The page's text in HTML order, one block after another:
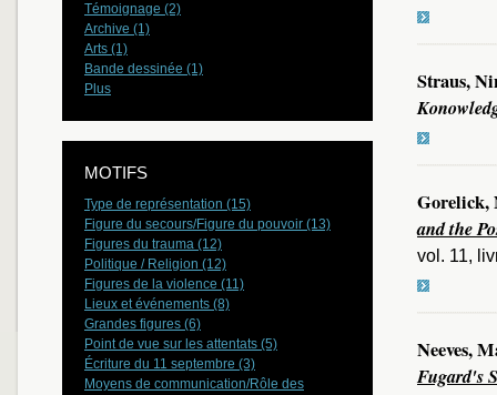
Straus,
Gorelick,
and the
vol. 11,
Neeves,
Fugard's
Témoignage (2)
Archive (1)
Arts (1)
Bande dessinée (1)
Plus
MOTIFS
Type de représentation (15)
Figure du secours/Figure du pouvoir (13)
Figures du trauma (12)
Politique / Religion (12)
Figures de la violence (11)
Lieux et événements (8)
Grandes figures (6)
Point de vue sur les attentats (5)
Écriture du 11 septembre (3)
Moyens de communication/Rôle des